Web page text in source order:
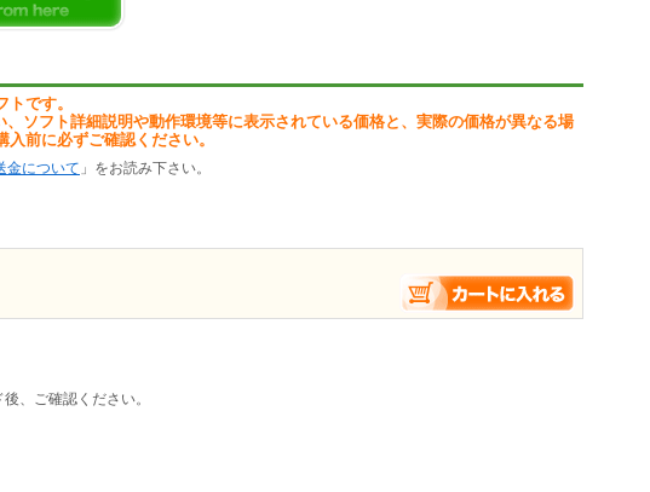
線 > ----------------------------
伸悟行
用品入金報告書
です。
ソフト詳細説明や動作環境等に表示されている価格と、実際の価格が異なる場
前に必ずご確認ください。
金について 」をお読み下さい。
、ご確認ください。